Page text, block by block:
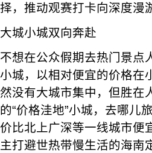
择，推动观赛打卡向深度漫
大城小城双向奔赴
不想在公众假期去热门景点
小城，以相对便宜的价格在
然没有大城市集中，但胜在
的“价格洼地”小城，去哪儿
价比北上广深等一线城市便
主打避世热带慢生活的海南